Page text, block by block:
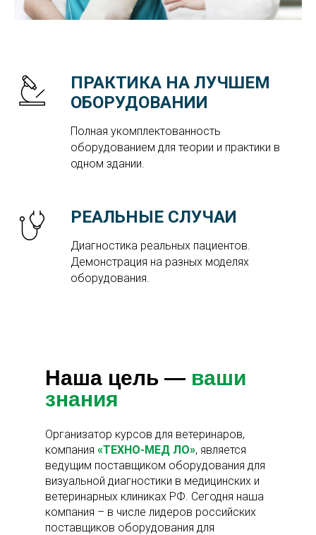
ПРАКТИКА НА ЛУЧШЕМ
ОБОРУДОВАНИИ
Полная укомплектованность
оборудованием для теории и практики в
одном здании.
РЕАЛЬНЫЕ СЛУЧАИ
Диагностика реальных пациентов.
Демонстрация на разных моделях
оборудования.
Организатор курсов для ветеринаров,
компания «ТЕХНО-МЕД ЛО», является
ведущим поставщиком оборудования для
визуальной диагностики в медицинских и
ветеринарных клиниках РФ. Сегодня наша
компания – в числе лидеров российских
поставщиков оборудования для
Наша цель — ваши
знания